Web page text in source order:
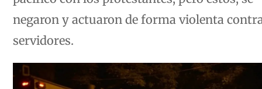
negaron y actuaron de forma violenta
servidores.